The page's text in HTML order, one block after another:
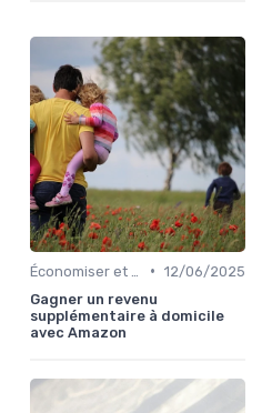
• 12/06/2025
Gagner un revenu
supplémentaire à domicile
avec Amazon